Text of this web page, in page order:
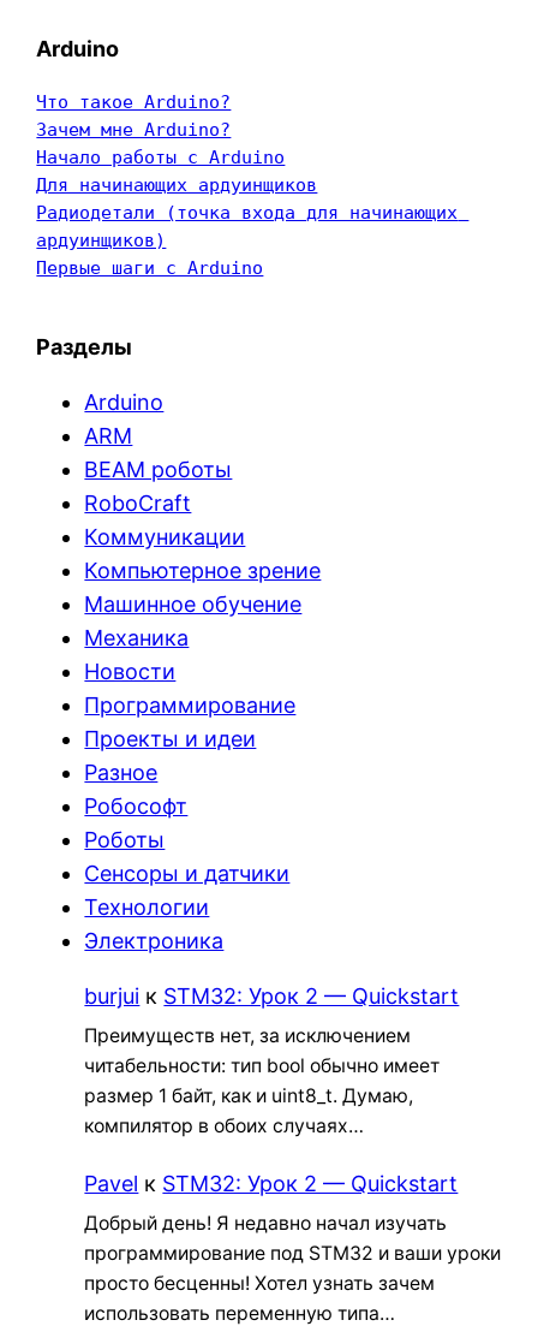
Arduino
Что такое Arduino?
Зачем мне Arduino?
Начало работы с Arduino
Для начинающих ардуинщиков
Радиодетали (точка входа для начинающих
ардуинщиков)
Первые шаги с Arduino
Разделы
Arduino
ARM
BEAM роботы
RoboCraft
Коммуникации
Компьютерное зрение
Машинное обучение
Механика
Новости
Программирование
Проекты и идеи
Разное
Робософт
Роботы
Сенсоры и датчики
Технологии
Электроника
burjui к STM32: Урок 2 — Quickstart
Преимуществ нет, за исключением
читабельности: тип bool обычно имеет
размер 1 байт, как и uint8_t. Думаю,
компилятор в обоих случаях…
Pavel к STM32: Урок 2 — Quickstart
Добрый день! Я недавно начал изучать
программирование под STM32 и ваши уроки
просто бесценны! Хотел узнать зачем
использовать переменную типа…